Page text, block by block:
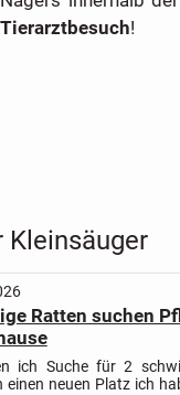
Tierarztbesuch!
Ratten suchen
ich Suche für 2
einen neuen Platz ich